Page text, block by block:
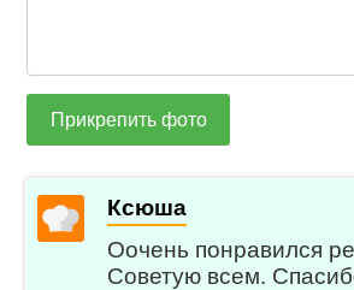
Прикрепить фото
Ксюша
Оочень понравился
Советую всем.